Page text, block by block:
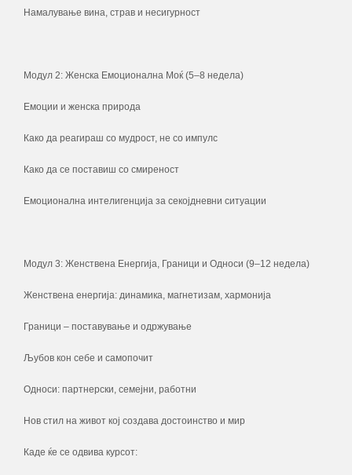
Намалување вина, страв и несигурност
Модул 2: Женска Емоционална Моќ (5–8 недела)
Емоции и женска природа
Како да реагираш со мудрост, не со импулс
Како да се поставиш со смиреност
Емоционална интелигенција за секојдневни ситуации
Модул 3: Женствена Енергија, Граници и Односи (9–12 недела)
Женствена енергија: динамика, магнетизам, хармонија
Граници – поставување и одржување
Љубов кон себе и самопочит
Односи: партнерски, семејни, работни
Нов стил на живот кој создава достоинство и мир
Каде ќе се одвива курсот: